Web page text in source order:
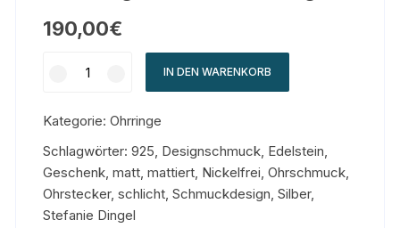
190,00€
IN DEN WARENKORB
Kategorie:Ohrringe
Schlagwörter:925, Designschmuck, Edelstein,
Geschenk,matt,mattiert, Nickelfrei,Ohrschmuck,
Ohrstecker,schlicht,Schmuckdesign,Silber,
Stefanie Dingel